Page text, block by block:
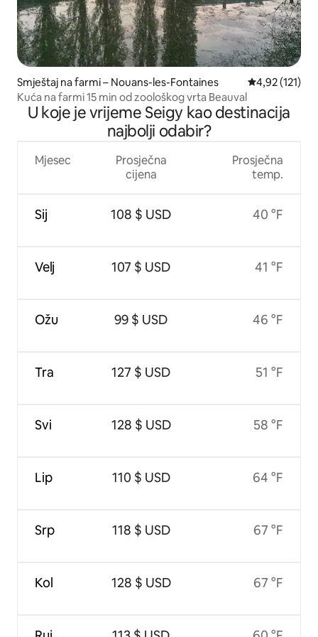
Smještaj na farmi – Nouans-les-Fontaines Prosječna
4,92 (121)
Kuća na farmi 15 min od zoološkog vrta Beauval
U koje je vrijeme Seigy kao destinacija
najbolji odabir?
Mjesec
Sij
Velj
Ožu
Tra
Svi
Lip
Srp
Kol
Prosječna
cijena
108 $ USD
107 $ USD
99 $ USD
127 $ USD
128 $ USD
110 $ USD
118 $ USD
128 $ USD
Prosječna
temp.
40 °F
41 °F
46 °F
51 °F
58 °F
64 °F
67 °F
67 °F